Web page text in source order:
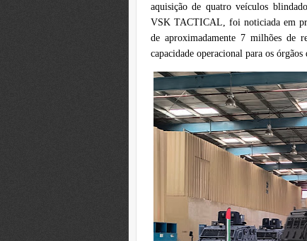
aquisição de quatro veículos
VSK TACTICAL, foi noticiada em
de aproximadamente 7 milhões de
capacidade operacional para os órgãos